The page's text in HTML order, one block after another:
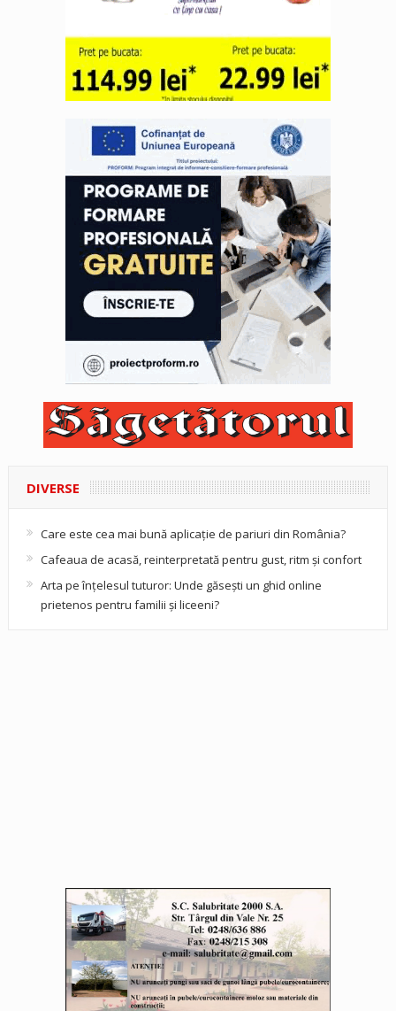
DIVERSE
Care este cea mai bună aplicație de pariuri din România?
Cafeaua de acasă, reinterpretată pentru gust, ritm și confort
Arta pe înțelesul tuturor: Unde găsești un ghid online
prietenos pentru familii și liceeni?